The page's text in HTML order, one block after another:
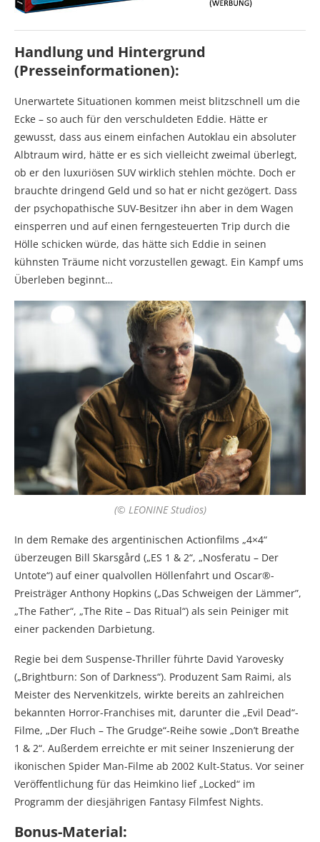
Handlung und Hintergrund
(Presseinformationen):
Unerwartete Situationen kommen meist blitzschnell um die
Ecke – so auch für den verschuldeten Eddie. Hätte er
gewusst, dass aus einem einfachen Autoklau ein absoluter
Albtraum wird, hätte er es sich vielleicht zweimal überlegt,
ob er den luxuriösen SUV wirklich stehlen möchte. Doch er
brauchte dringend Geld und so hat er nicht gezögert. Dass
der psychopathische SUV-Besitzer ihn aber in dem Wagen
einsperren und auf einen ferngesteuerten Trip durch die
Hölle schicken würde, das hätte sich Eddie in seinen
kühnsten Träume nicht vorzustellen gewagt. Ein Kampf ums
Überleben beginnt…
(© LEONINE Studios)
In dem Remake des argentinischen Actionfilms „4×4“
überzeugen Bill Skarsgård („ES 1 & 2“, „Nosferatu – Der
Untote“) auf einer qualvollen Höllenfahrt und Oscar®-
Preisträger Anthony Hopkins („Das Schweigen der Lämmer”,
„The Father“, „The Rite – Das Ritual“) als sein Peiniger mit
einer packenden Darbietung.
Regie bei dem Suspense-Thriller führte David Yarovesky
(„Brightburn: Son of Darkness“). Produzent Sam Raimi, als
Meister des Nervenkitzels, wirkte bereits an zahlreichen
bekannten Horror-Franchises mit, darunter die „Evil Dead“-
Filme, „Der Fluch – The Grudge“-Reihe sowie „Don’t Breathe
1 & 2“. Außerdem erreichte er mit seiner Inszenierung der
ikonischen Spider Man-Filme ab 2002 Kult-Status. Vor seiner
Veröffentlichung für das Heimkino lief „Locked“ im
Programm der diesjährigen Fantasy Filmfest Nights.
Bonus-Material: